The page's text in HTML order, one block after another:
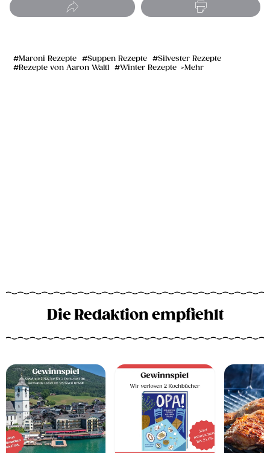
Maroni Rezepte Suppen Rezepte
Silvester Rezepte
Rezepte von Aaron Waltl
Winter Rezepte Mehr
Die Redaktion empfiehlt